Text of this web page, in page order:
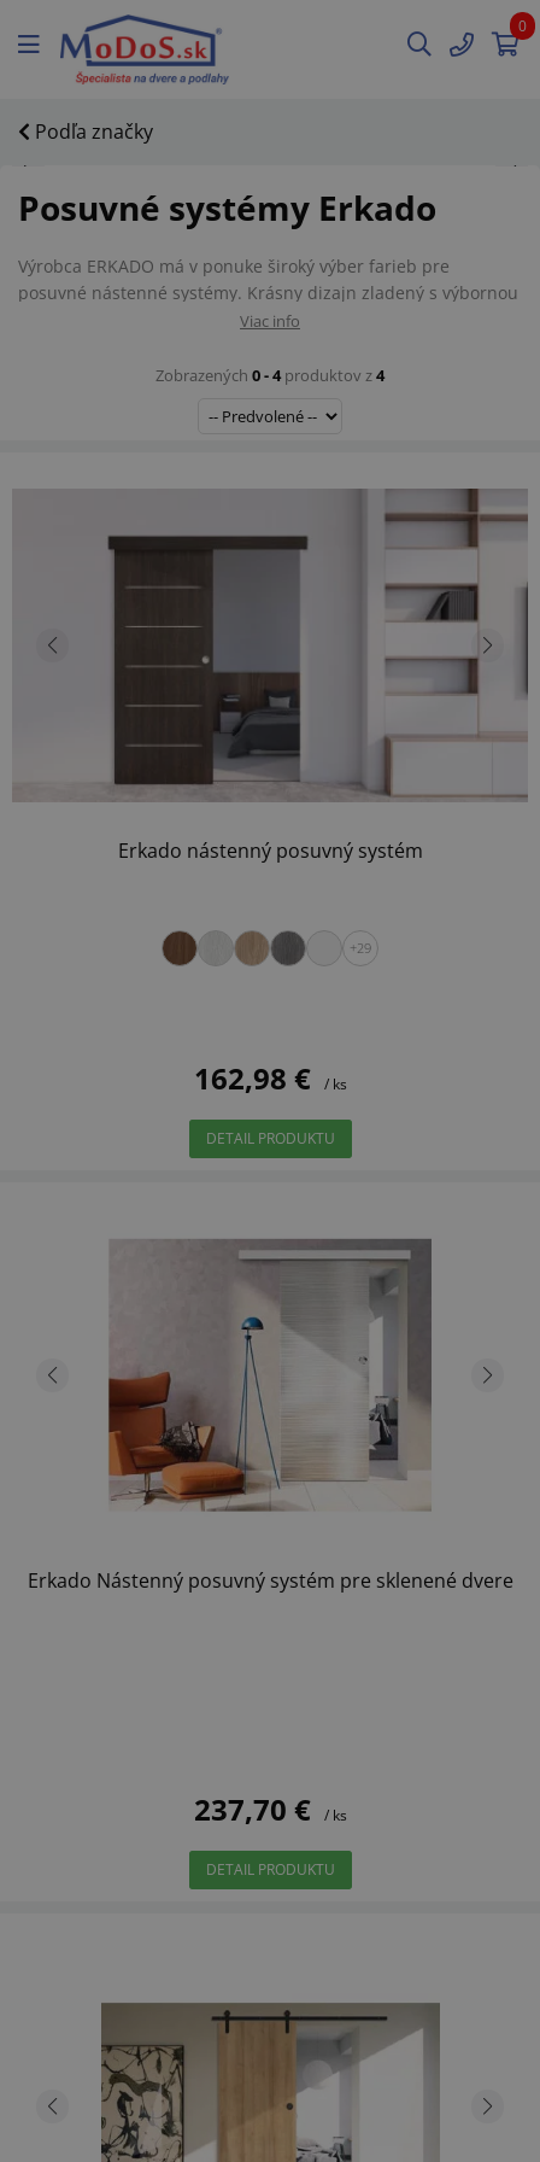
0
Podľa značky
Posuvné systémy Erkado
Výrobca ERKADO má v ponuke široký výber farieb pre
posuvné nástenné systémy. Krásny dizajn zladený s výbornou
cenou je určite výbornou voľbou pre každého zákazníka. Ak
systému, odporúčame ich zvoliť od tohoto výrobcu.
Viac info
Zobrazených 0 - 4produktov z4
Erkado nástenný posuvný systém
+29
162,98 € / ks
DETAIL PRODUKTU
Erkado Nástenný posuvný systém pre sklenené dvere
237,70 € / ks
DETAIL PRODUKTU